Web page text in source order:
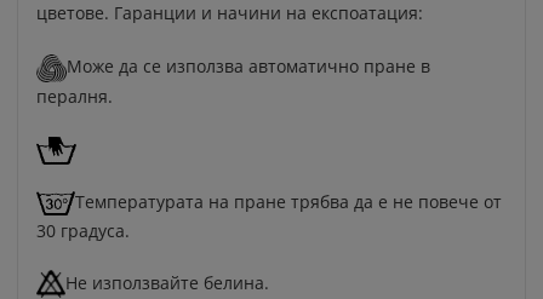
цветове. Гаранции и начини на експоатация:
Може да се използва автоматично пране в
пералня.
Температурата на пране трябва да е не повече от
30 градуса.
Не използвайте белина.